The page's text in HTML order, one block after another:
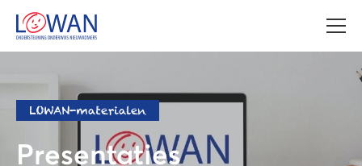
LOWAN-materialen
Presentaties